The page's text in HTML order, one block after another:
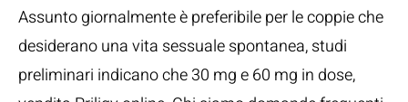
Assunto giornalmente è preferibile per le coppie che
desiderano una vita sessuale spontanea, studi
preliminari indicano che 30 mg e 60 mg in dose,